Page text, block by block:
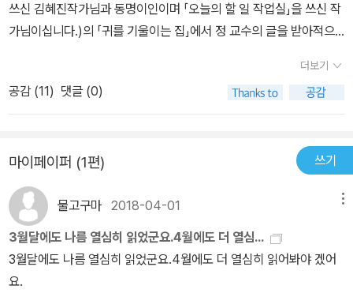
쓰신 김혜진작가님과 동명이인이며 「오늘의 할 일 작업실」을 쓰신 작
가님이십니다.)의 「귀를 기울이는 집」에서 정 교수의 글을 받아적으
서담을 보며 마치 제 모습을 보는 것 같아서 마음이 아팠습니다.물론
저와 담이처럼 자기가 하고픈 말을 확실하게 내뱉지 못하는 사람들이
있지만 한편 탐욕적인 김 감독이나 자신의 속내를 숨기는 박 기자처
사람들도 있겠지요. 「귀를 기울이는 집」이라는 제목에 맡게 정 교수가
평생동안 살아 온 비밀스러운 집에서 여름을 맞이하여 한동안 모임을
하지 않았으나 이번에 마지막이 될 것임을 확신하는 모임을 열게 되
자 박 기자와 김 감독을 포함한 수 많은 사람들이 편지를 손으로 쓰면
서 보내고 그 중에서도 제한된 일부만 초청받아 정 교수의 집에 가서
정 교수의 미발표작에 대해 궁금함을 숨기지 않고 심지어 대한 험담
더보기
공감 (11) 댓글 (0)
마이페이퍼 (1편) 쓰기
물고구마 2018-04-01
3월달에도 나름 열심히 읽었군요.4월에도 더 열심...
3월달에도 나름 열심히 읽었군요.4월에도 더 열심히 읽어봐야 겠어
요.